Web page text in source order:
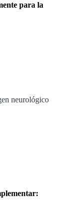
para la
neurológico